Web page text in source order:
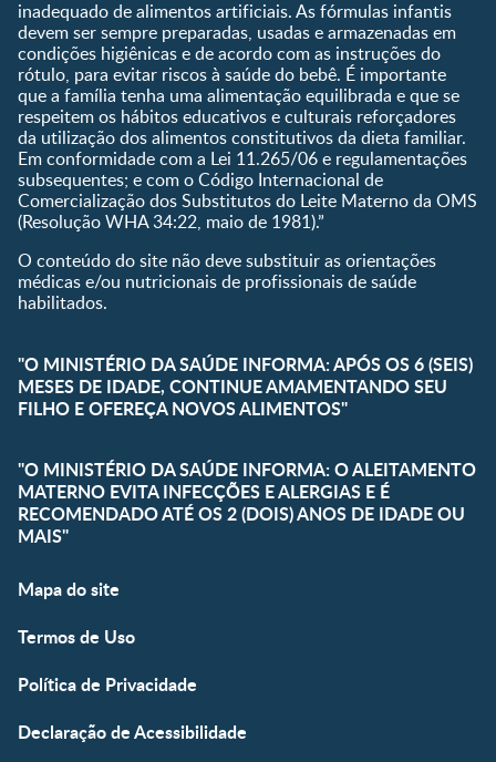
Planeta dos Pais
Receitas
inadequado de alimentos artificiais. As fórmulas infantis
devem ser sempre preparadas, usadas e armazenadas em
condições higiênicas e de acordo com as instruções do
rótulo, para evitar riscos à saúde do bebê. É importante
que a família tenha uma alimentação equilibrada e que se
respeitem os hábitos educativos e culturais reforçadores
da utilização dos alimentos constitutivos da dieta familiar.
Em conformidade com a Lei 11.265/06 e regulamentações
subsequentes; e com o Código Internacional de
Comercialização dos Substitutos do Leite Materno da OMS
(Resolução WHA 34:22, maio de 1981).”
O conteúdo do site não deve substituir as orientações
médicas e/ou nutricionais de profissionais de saúde
habilitados.
"O MINISTÉRIO DA SAÚDE INFORMA: APÓS OS 6 (SEIS)
MESES DE IDADE, CONTINUE AMAMENTANDO SEU
FILHO E OFEREÇA NOVOS ALIMENTOS"
"O MINISTÉRIO DA SAÚDE INFORMA: O ALEITAMENTO
MATERNO EVITA INFECÇÕES E ALERGIAS E É
RECOMENDADO ATÉ OS 2 (DOIS) ANOS DE IDADE OU
MAIS"
Mapa do site
Termos de Uso
Política de Privacidade
Declaração de Acessibilidade